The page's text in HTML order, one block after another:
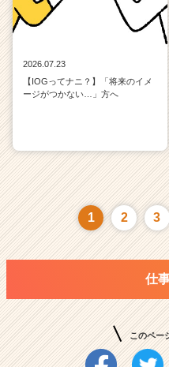
2026.07.23
【IOGってナニ？】「将来のイメ
ージがつかない…」方へ
1 2 3
仕
このペー